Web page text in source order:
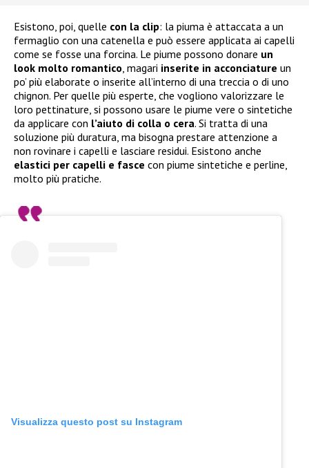
Esistono, poi, quelle con la clip: la piuma è attaccata a un
fermaglio con una catenella e può essere applicata ai capelli
come se fosse una forcina. Le piume possono donare un
look molto romantico , magari inserite in acconciature un
po’ più elaborate o inserite all’interno di una treccia o di uno
chignon. Per quelle più esperte, che vogliono valorizzare le
loro pettinature, si possono usare le piume vere o sintetiche
da applicare con l’aiuto di colla o cera. Si tratta di una
soluzione più duratura, ma bisogna prestare attenzione a
non rovinare i capelli e lasciare residui. Esistono anche
elastici per capelli e fasce con piume sintetiche e perline,
molto più pratiche.
Visualizza questo post su Instagram